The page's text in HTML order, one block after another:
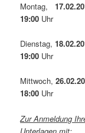
Montag,
19:00 Uhr
Dienstag,
19:00 Uhr
Mittwoch,
18:00 Uhr
Zur Anmeldung
Unterlagen mit: